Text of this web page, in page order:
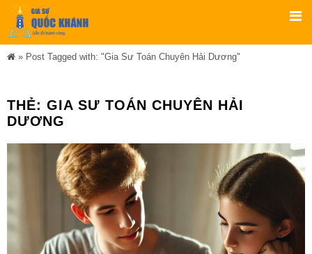
» Post Tagged with: "Gia Sư Toán Chuyên Hải Dương"
THẺ: GIA SƯ TOÁN CHUYÊN HẢI
DƯƠNG